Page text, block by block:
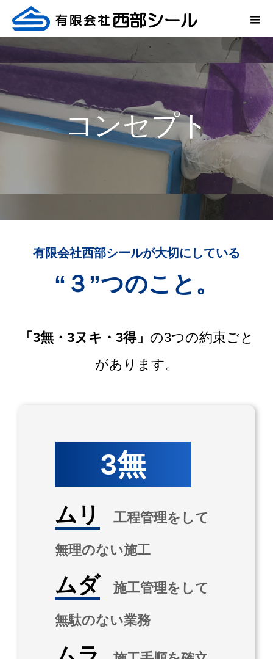
コンセプト
有限会社西部シールが大切にしている
“３”つのこと。
「3無・3ヌキ・3得」 の3つの約束ごと
があります。
3無
ムリ 工程管理をして
無理のない施工
ムダ 施工管理をして
無駄のない業務